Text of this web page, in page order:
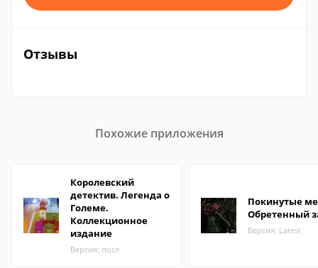
Отзывы
Похожие приложения
Королевский
детектив. Легенда о
Големе.
Коллекционное
издание
Версия: посл
Покинутые
Обретенный
Версия: Latest